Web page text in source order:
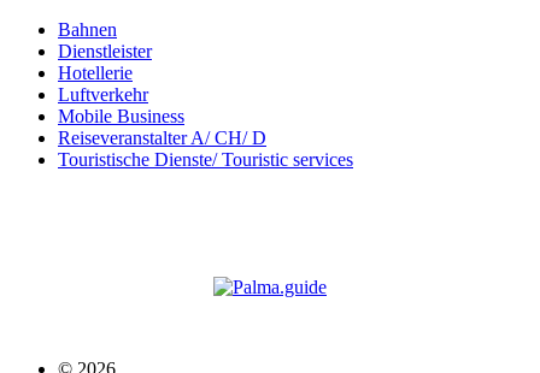
Bahnen
Dienstleister
Hotellerie
Luftverkehr
Mobile Business
Reiseveranstalter A/ CH/ D
Touristische Dienste/ Touristic services
© 2026